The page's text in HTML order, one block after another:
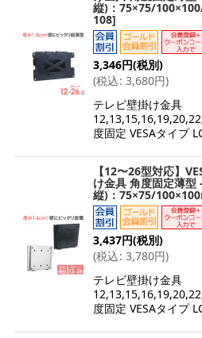
絞り込む
縦)：75×75/
108]
3,346円(税別)
(税込: 3,680円)
テレビ壁掛け金具
度固定 VESAタイプ
【12〜26型対応】
け金具 角度固定薄型
縦)：75×75/
3,437円(税別)
(税込: 3,780円)
テレビ壁掛け金具
度固定 VESAタイプ